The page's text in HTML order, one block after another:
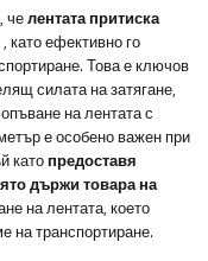
челентата притиска
, като ефективно го
Това е ключов
силата на затягане,
на лентата с
е особено важен при
като предоставя
държи товара на
на лентата, което
на транспортиране.